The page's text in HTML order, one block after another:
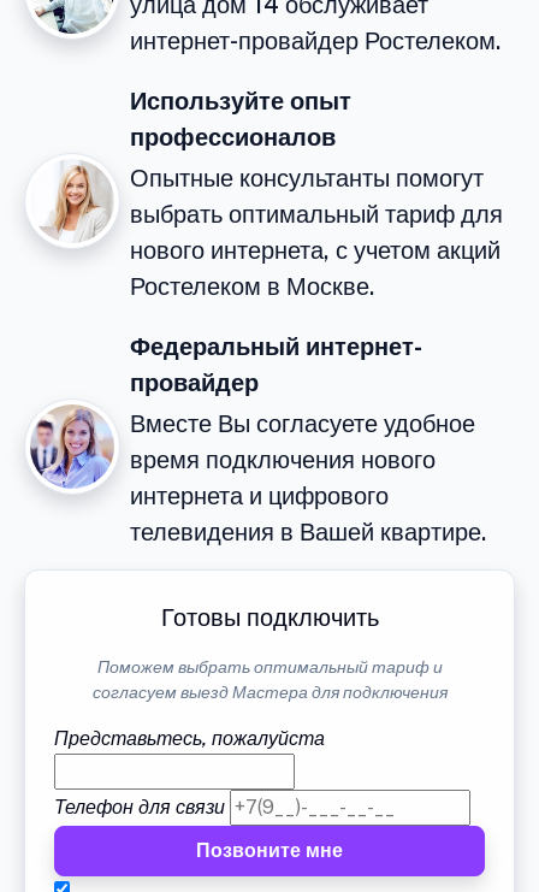
интернет-провайдер Ростелеком.
Используйте опыт
профессионалов
Опытные консультанты помогут
выбрать оптимальный тариф для
нового интернета, с учетом акций
Ростелеком в Москве.
Федеральный интернет-
провайдер
Вместе Вы согласуете удобное
время подключения нового
интернета и цифрового
телевидения в Вашей квартире.
Готовы подключить
Поможем выбрать оптимальный тариф и
согласуем выезд Мастера для подключения
Представьтесь, пожалуйста
Телефон для связи
Позвоните мне